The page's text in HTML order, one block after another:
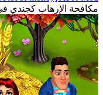
مكافحة الإرهاب كجندي